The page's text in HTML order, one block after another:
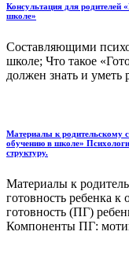
Консультация для родителей
школе»
Cоставляющими
школе; Что такое
должен знать и уметь
Материалы к родительскому
обучению в школе»
структуру.
Материалы к
готовность ребенка
готовность (ПГ)
Компоненты ПГ: